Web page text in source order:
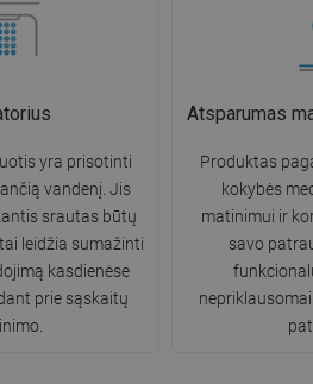
yra prisotinti
vandenį. Jis
srautas būtų
leidžia sumažinti
kasdienėse
prie sąskaitų
Atsparumas
Produktas
kokybės
matinimui ir
savo